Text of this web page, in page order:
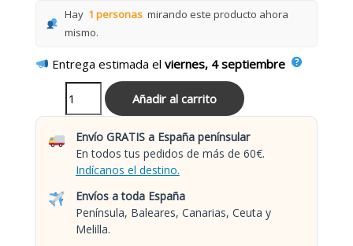
Hay 1 personas mirando este producto ahora
mismo.
Entrega estimada elviernes, 4 septiembre
Añadir al carrito
Envío GRATIS a España penínsular
En todos tus pedidos de más de 60€.
Indícanos el destino.
Envíos a toda España
Península, Baleares, Canarias, Ceuta y
Melilla.